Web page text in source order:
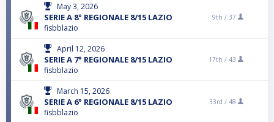
May 3, 2026
SERIE A 8° REGIONALE 8/15 LAZIO
fisbblazio
9th / 37
April 12, 2026
SERIE A 7° REGIONALE 8/15 LAZIO
fisbblazio
17th / 43
March 15, 2026
SERIE A 6° REGIONALE 8/15 LAZIO
fisbblazio
33rd / 48